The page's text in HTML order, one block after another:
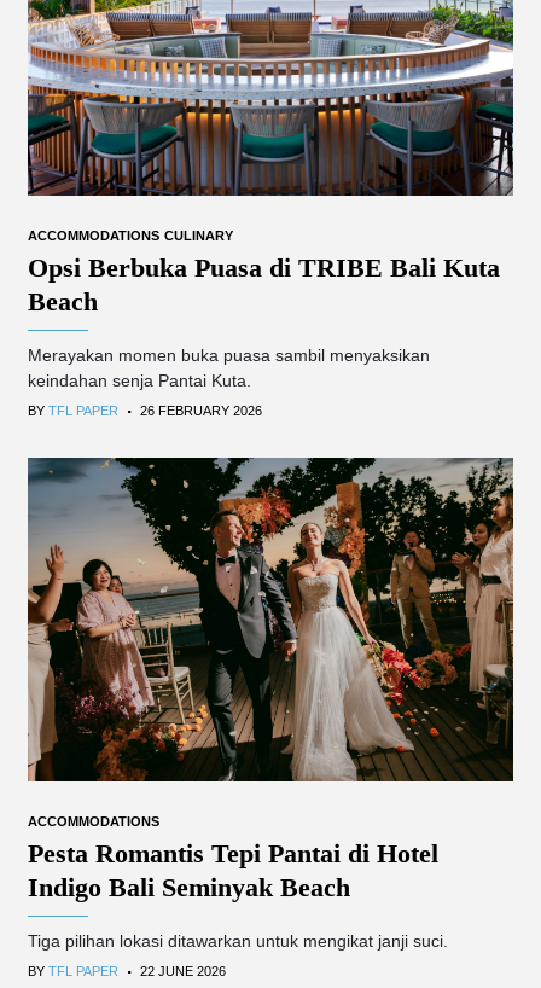
ACCOMMODATIONS CULINARY
Opsi Berbuka Puasa di TRIBE Bali Kuta
Beach
Merayakan momen buka puasa sambil menyaksikan
keindahan senja Pantai Kuta.
BY TFL PAPER . 26 FEBRUARY 2026
ACCOMMODATIONS
Pesta Romantis Tepi Pantai di Hotel
Indigo Bali Seminyak Beach
Tiga pilihan lokasi ditawarkan untuk mengikat janji suci.
BY TFL PAPER . 22 JUNE 2026